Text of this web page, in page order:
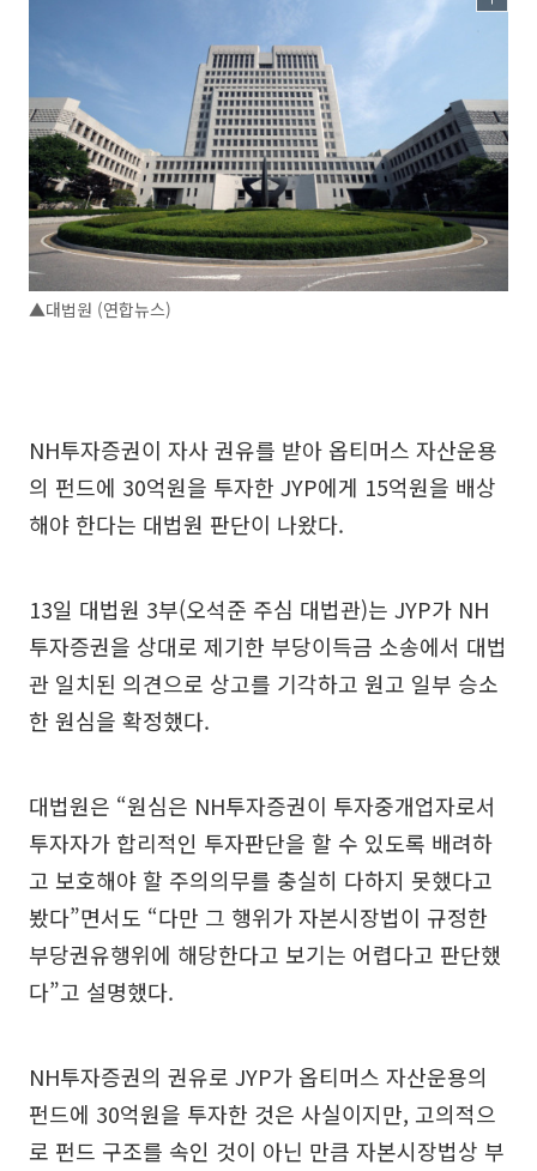
▲대법원 (연합뉴스)
NH투자증권이 자사 권유를 받아 옵티머스 자산운용
의 펀드에 30억원을 투자한 JYP에게 15억원을 배상
해야 한다는 대법원 판단이 나왔다.
13일 대법원 3부(오석준 주심 대법관)는 JYP가 NH
투자증권을 상대로 제기한 부당이득금 소송에서 대법
관 일치된 의견으로 상고를 기각하고 원고 일부 승소
한 원심을 확정했다.
대법원은 “원심은 NH투자증권이 투자중개업자로서
투자자가 합리적인 투자판단을 할 수 있도록 배려하
고 보호해야 할 주의의무를 충실히 다하지 못했다고
봤다”면서도 “다만 그 행위가 자본시장법이 규정한
부당권유행위에 해당한다고 보기는 어렵다고 판단했
다”고 설명했다.
NH투자증권의 권유로 JYP가 옵티머스 자산운용의
펀드에 30억원을 투자한 것은 사실이지만, 고의적으
로 펀드 구조를 속인 것이 아닌 만큼 자본시장법상 부